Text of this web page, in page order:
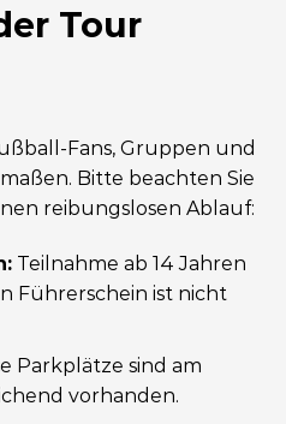
Tour
Fans, Gruppen und
Bitte beachten Sie
reibungslosen Ablauf:
Teilnahme ab 14 Jahren
Führerschein ist nicht
Parkplätze sind am
vorhanden.